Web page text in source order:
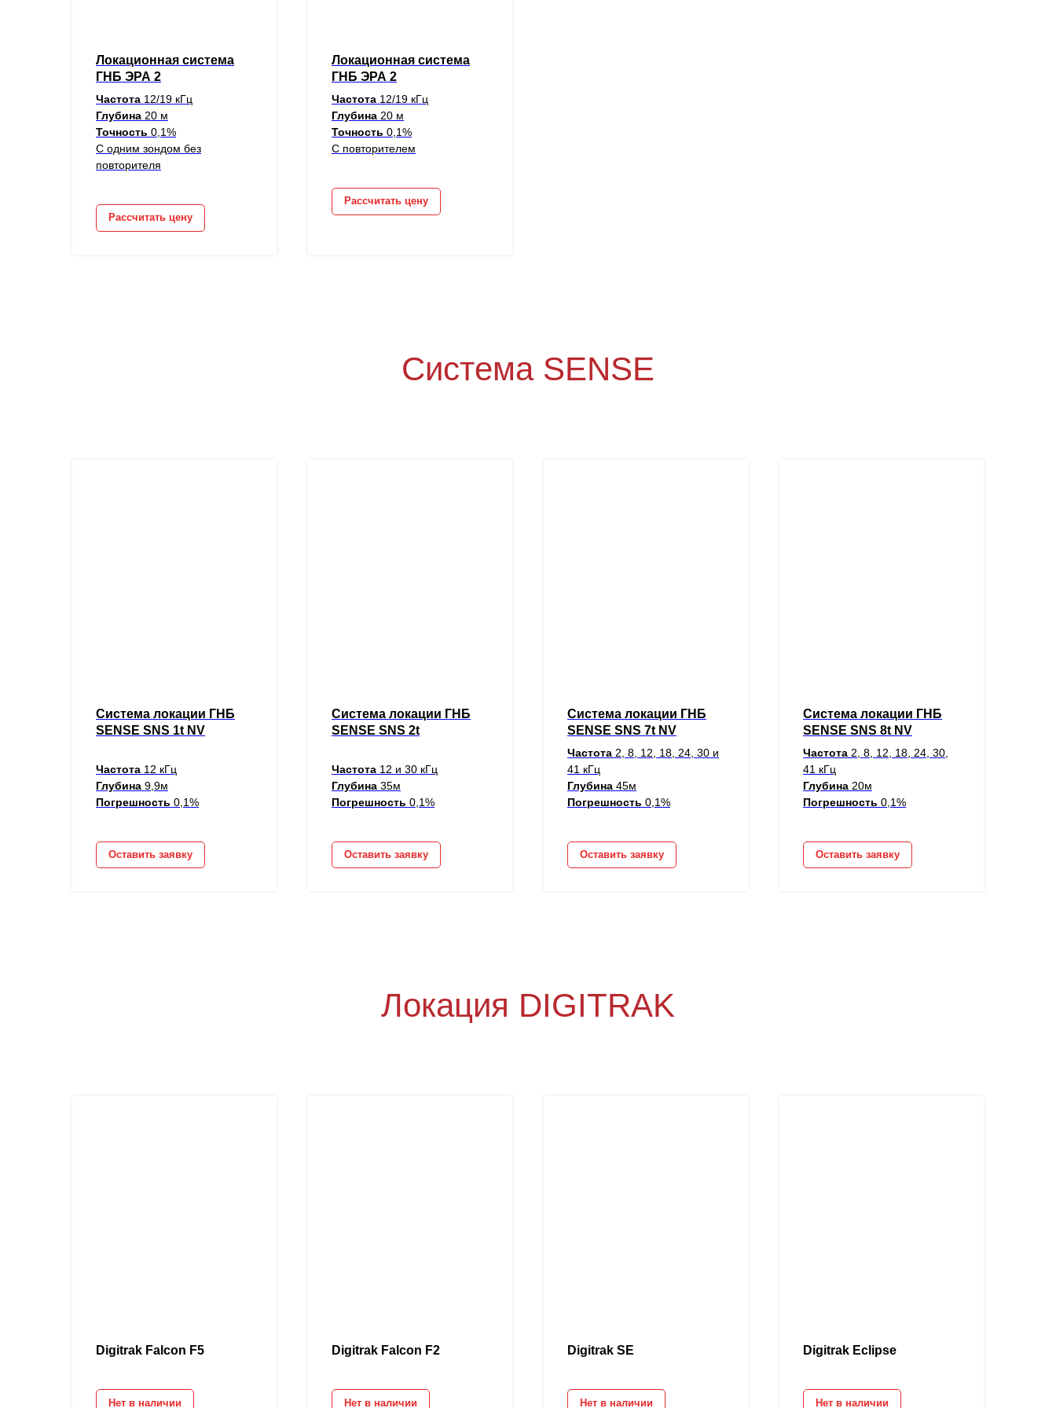
Локационная система
ГНБ ЭРА 2
Частота 12/19 кГц
Глубина 20 м
Точность 0,1%
С одним зондом без
повторителя
Рассчитать цену
Локационная система
ГНБ ЭРА 2
Частота 12/19 кГц
Глубина 20 м
Точность 0,1%
С повторителем
Рассчитать цену
Система SENSE
Система локации ГНБ
SENSE SNS 1t NV
Частота 12 кГц
Глубина 9,9м
Погрешность 0,1%
Оставить заявку
Система локации ГНБ
SENSE SNS 2t
Частота 12 и 30 кГц
Глубина 35м
Погрешность 0,1%
Оставить заявку
Система локации ГНБ
SENSE SNS 7t NV
Частота 2, 8, 12, 18, 24, 30 и
41 кГц
Глубина 45м
Погрешность 0,1%
Оставить заявку
Система локации ГНБ
SENSE SNS 8t NV
Частота 2, 8, 12, 18, 24, 30,
41 кГц
Глубина 20м
Погрешность 0,1%
Оставить заявку
Локация DIGITRAK
Digitrak Falcon F5
Нет в наличии
Digitrak Falcon F2
Нет в наличии
Digitrak SE
Нет в наличии
Digitrak Eclipse
Нет в наличии